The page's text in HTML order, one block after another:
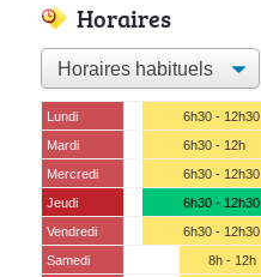
Horaires
Lundi 6h30 - 12h30
Mardi
6h30 - 12h
Mercredi
6h30 - 12h30
Jeudi
6h30 - 12h30
Vendredi
6h30 - 12h30
Samedi
8h - 12h